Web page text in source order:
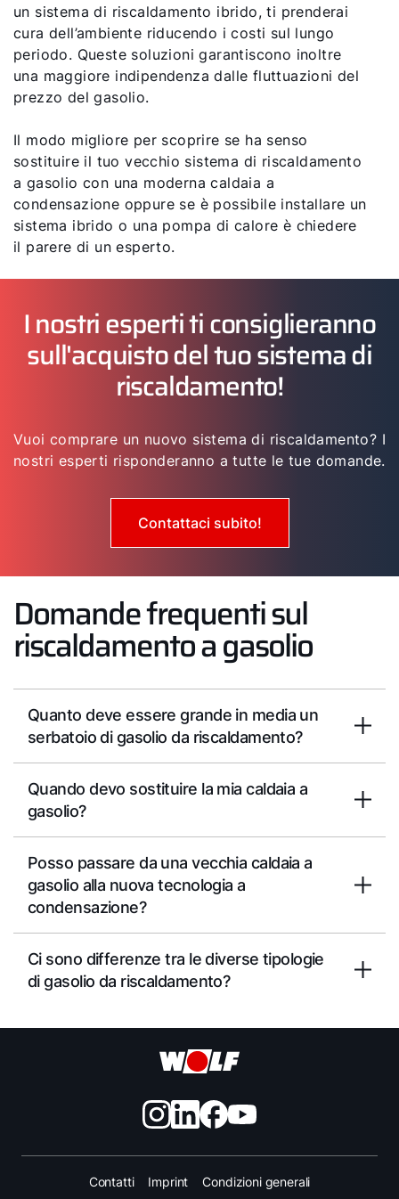
un sistema di riscaldamento ibrido, ti prenderai
cura dell’ambiente riducendo i costi sul lungo
periodo. Queste soluzioni garantiscono inoltre
una maggiore indipendenza dalle fluttuazioni del
prezzo del gasolio.
Il modo migliore per scoprire se ha senso
sostituire il tuo vecchio sistema di riscaldamento
a gasolio con una moderna caldaia a
condensazione oppure se è possibile installare un
sistema ibrido o una pompa di calore è chiedere
il parere di un esperto.
I nostri esperti ti consiglieranno
sull'acquisto del tuo sistema di
riscaldamento!
Vuoi comprare un nuovo sistema di riscaldamento? I
nostri esperti risponderanno a tutte le tue domande.
Contattaci subito!
Domande frequenti sul
riscaldamento a gasolio
Quanto deve essere grande in media un
serbatoio di gasolio da riscaldamento?
Quando devo sostituire la mia caldaia a
gasolio?
Posso passare da una vecchia caldaia a
gasolio alla nuova tecnologia a
condensazione?
Ci sono differenze tra le diverse tipologie
di gasolio da riscaldamento?
Contatti Imprint Condizioni generali